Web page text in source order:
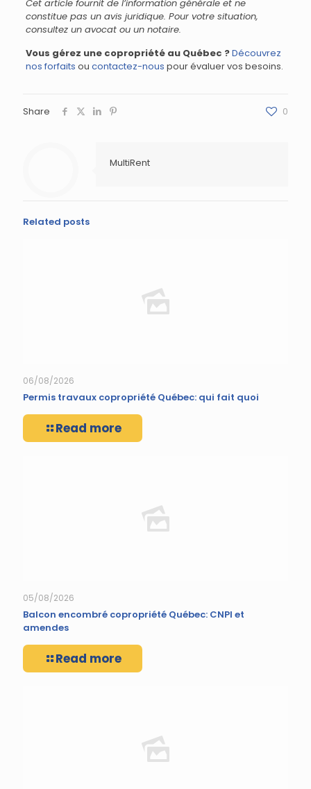
Cet article fournit de l’information générale et ne
constitue pas un avis juridique. Pour votre situation,
consultez un avocat ou un notaire.
Vous gérez une copropriété au Québec ?Découvrez
nos forfaits ou contactez-nous pour évaluer vos besoins.
Share 0
MultiRent
Related posts
06/08/2026
Permis travaux copropriété Québec: qui fait quoi
Read more
05/08/2026
Balcon encombré copropriété Québec: CNPI et
amendes
Read more